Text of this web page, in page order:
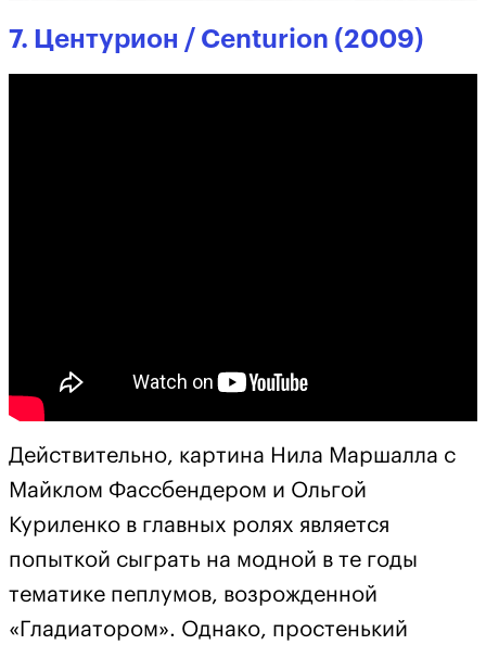
7. Центурион / Centurion (2009)
Действительно, картина Нила Маршалла с
Майклом Фассбендером и Ольгой
Куриленко в главных ролях является
попыткой сыграть на модной в те годы
тематике пеплумов, возрожденной
«Гладиатором». Однако, простенький